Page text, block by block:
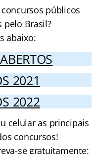
públicos
pelo Brasil?
abaixo:
2021
2022
celular as principais
concursos!
se gratuitamente: